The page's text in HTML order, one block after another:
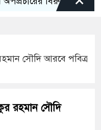
সৌদি আরবে পবিত্র
রহমান সৌদি